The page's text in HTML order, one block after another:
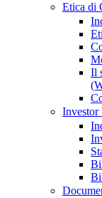
Etica di
Il
Investor